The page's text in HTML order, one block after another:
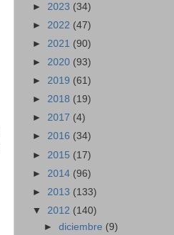
► 2023 (34)
► 2022 (47)
► 2021 (90)
► 2020 (93)
► 2019 (61)
► 2018 (19)
► 2017 (4)
► 2016 (34)
► 2015 (17)
► 2014 (96)
► 2013 (133)
▼ 2012 (140)
►diciembre (9)